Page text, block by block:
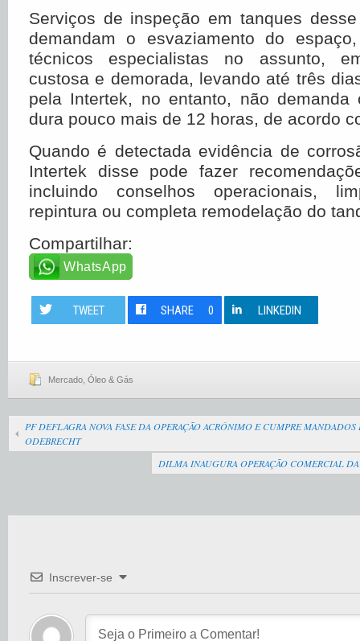
Serviços de inspeção em tanques
demandam o esvaziamento do
técnicos especialistas no assunto,
custosa e demorada, levando até três
pela Intertek, no entanto, não demanda
dura pouco mais de 12 horas, de acordo
Quando é detectada evidência de
Intertek disse pode fazer
incluindo conselhos operacionais,
repintura ou completa remodelação do
Compartilhar:
WhatsApp
TWEET SHARE 0 LINKEDIN
Mercado Óleo & Gás
PF DEFLAGRA NOVA FASE DA OPERAÇÃO ACRÔNIMO E CUMPRE
ODEBRECHT
DILMA INAUGURA OPERAÇÃO COMERCIAL
Inscrever-se